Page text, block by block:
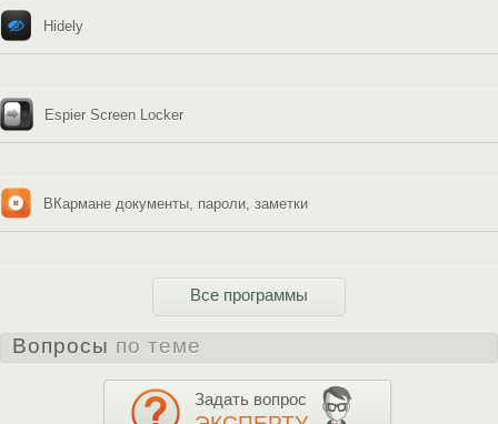
Hidely
Espier Screen Locker
ВКармане документы, пароли, заметки
Все программы
Вопросы по теме
Задать вопрос